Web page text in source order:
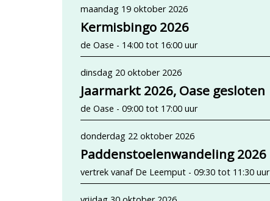
maandag 19 oktober 2026
Kermisbingo 2026
de Oase - 14:00 tot 16:00 uur
dinsdag 20 oktober 2026
Jaarmarkt 2026, Oase gesloten
de Oase - 09:00 tot 17:00 uur
donderdag 22 oktober 2026
Paddenstoelenwandeling 2026
vertrek vanaf De Leemput - 09:30 tot 11:30 uur